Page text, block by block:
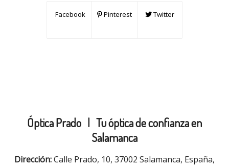
Facebook Pinterest Twitter
Óptica Prado | Tu óptica de confianza en
Salamanca
Dirección:Calle Prado, 10, 37002 Salamanca, España,